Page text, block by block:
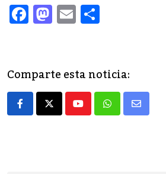
F
a
e
b
o
M
a
o
d
o
E
m
l p
ar
tir
Comparte esta noticia:
YoutubeWhatsapp
Share